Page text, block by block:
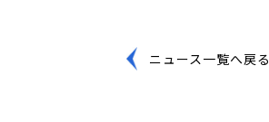
ニュース一覧へ戻る